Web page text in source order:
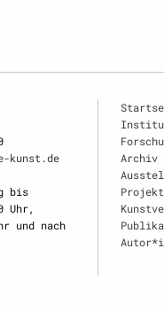
kunst.de
bis
Uhr,
und nach
Archiv